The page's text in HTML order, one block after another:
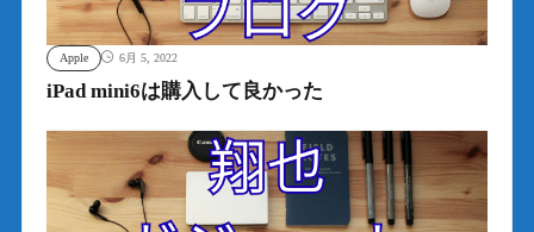
Apple 6月 5, 2022
iPad mini6は購入して良かった